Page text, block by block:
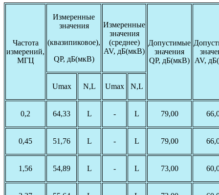
Частота
измерений,
МГЦ
Измеренные
значения
(квазипиковое),
QP, дБ(мкВ)
Измеренные
значения
(среднее)
AV, дБ(мкВ)
Допустимые
значения
QP, дБ(мкВ)
AV,
Umax N,L Umax N,L
0,2 64,33 L - L 79,00
0,45 51,76 L - L 79,00
1,56 54,89 L - L 73,00